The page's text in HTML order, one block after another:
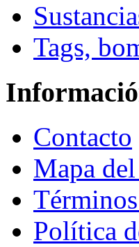
Tags,
Contacto
Mapa
Política